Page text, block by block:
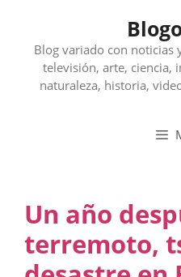
contenidoBlog variado con noticias
televisión, arte, ciencia,
naturaleza, historia,
Un año
terremoto,